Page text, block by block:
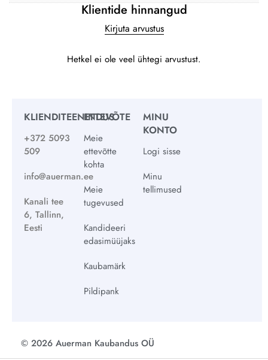
Klientide hinnangud
Kirjuta arvustus
Hetkel ei ole veel ühtegi arvustust.
KLIENDITEENINDUS
+372 5093
509
info@auerman.ee
Kanali tee
6, Tallinn,
Eesti
ETTEVÕTE
Meie
ettevõtte
kohta
Meie
tugevused
Kandideeri
edasimüüjaks
Kaubamärk
Pildipank
MINU
KONTO
Logi sisse
Minu
tellimused
© 2026 Auerman Kaubandus OÜ